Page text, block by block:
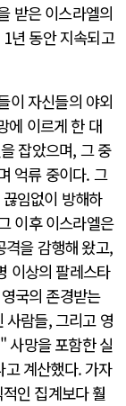
받은 이스라엘의
년 동안 지속되고
이 자신들의 야외
에 이르게 한 대
잡았으며, 그 중
억류 중이다. 그
임없이 방해하
이후 이스라엘은
을 감행해 왔고,
이상의 팔레스타
국의 존경받는
사람들, 그리고 영
사망을 포함한 실
계산했다. 가자
인 집계보다 훨